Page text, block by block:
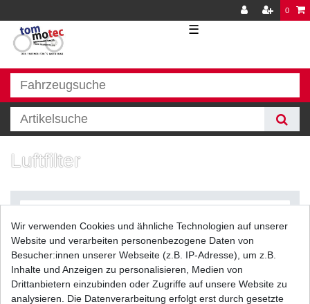
0
☰
Luftfilter
Filter
Wir verwenden Cookies und ähnliche Technologien auf unserer
Website und verarbeiten personenbezogene Daten von
Besucher:innen unserer Webseite (z.B. IP-Adresse), um z.B.
Inhalte und Anzeigen zu personalisieren, Medien von
Drittanbietern einzubinden oder Zugriffe auf unsere Website zu
analysieren. Die Datenverarbeitung erfolgt erst durch gesetzte